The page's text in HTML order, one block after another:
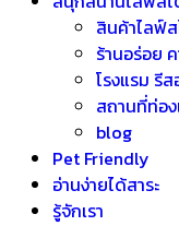
สินค้าไลฟ์
ร้านอร่อย
โรงแรม รี
สถานที่ท่อ
blog
Pet Friendly
อ่านง่ายได้สาระ
รู้จักเรา